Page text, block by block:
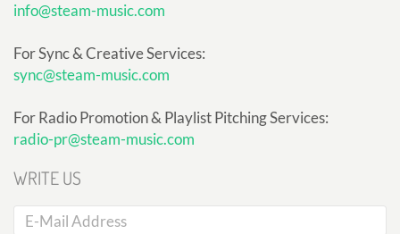
info@steam-music.com
For Sync & Creative Services:
sync@steam-music.com
For Radio Promotion & Playlist Pitching Services:
radio-pr@steam-music.com
WRITE US